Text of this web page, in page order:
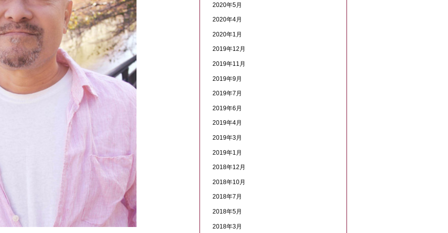
2020年5月
2020年4月
2020年1月
2019年12月
2019年11月
2019年9月
2019年7月
2019年6月
2019年4月
2019年3月
2019年1月
2018年12月
2018年10月
2018年7月
2018年5月
2018年3月